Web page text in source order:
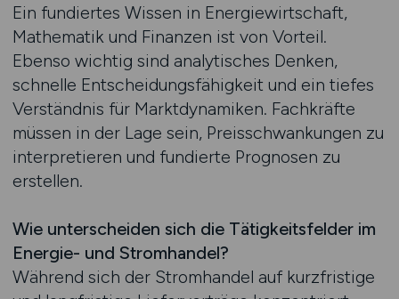
Ein fundiertes Wissen in Energiewirtschaft,
Mathematik und Finanzen ist von Vorteil.
Ebenso wichtig sind analytisches Denken,
schnelle Entscheidungsfähigkeit und ein tiefes
Verständnis für Marktdynamiken. Fachkräfte
müssen in der Lage sein, Preisschwankungen zu
interpretieren und fundierte Prognosen zu
erstellen.
Wie unterscheiden sich die Tätigkeitsfelder im
Energie- und Stromhandel?
Während sich der Stromhandel auf kurzfristige